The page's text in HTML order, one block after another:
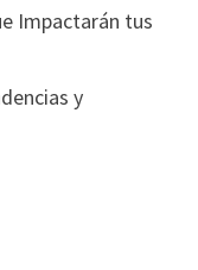
Impactarán tus
y